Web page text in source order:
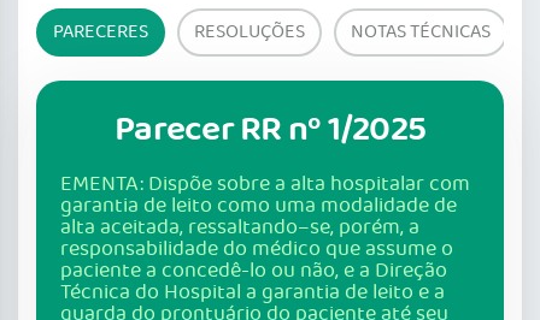
PARECERES RESOLUÇÕES NOTAS TÉCNICAS
Parecer RR nº 1/2025
EMENTA: Dispõe sobre a alta hospitalar com
garantia de leito como uma modalidade de
alta aceitada, ressaltando–se, porém, a
responsabilidade do médico que assume o
paciente a concedê-lo ou não, e a Direção
Técnica do Hospital a garantia de leito e a